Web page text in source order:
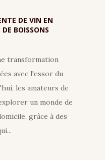
DE VIN EN
BOISSONS
transformation
avec l'essor du
les amateurs de
un monde de
grâce à des